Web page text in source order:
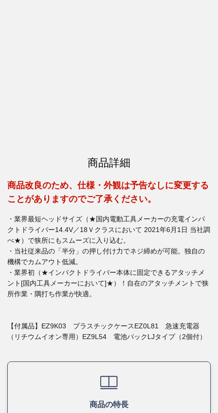
商品詳細
商品改良のため、仕様・外観は予告なしに変更する
ことがありますのでご了承ください。
・業界最短ヘッドサイズ（★国内電動工具メーカーの充電インパ
クトドライバー14.4V／18Ｖクラスにおいて 2021年6月1日 当社調
べ★）で狭所にもスムーズに入り込む。
・当社従来品の「半分」の押し付け力でネジ締めが可能。独自の
機構でカムアウト低減。
・業界初（★インパクトドライバー本体に固定できるアタッチメ
ント[国内工具メーカーにおいて]★）！自在のアタッチメントで狭
所作業・隅打ち作業が快適。
【付属品】EZ9K03 プラスチックケースEZ0L81 急速充電器
（リチウムイオン専用）EZ9L54 電池パックLJタイプ（2個付）
商品の特長